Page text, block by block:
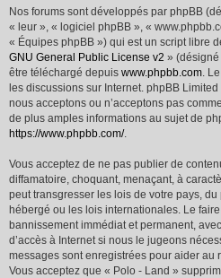
Nos forums sont développés par phpBB
« leur », « logiciel phpBB », «
« Équipes phpBB ») qui est un script libre
GNU General Public License v2 »
être téléchargé depuis www.phpbb.com.
les discussions sur Internet. phpBB
nous acceptons ou n’acceptons pas
de plus amples informations au sujet de
https://www.phpbb.com/.
Vous acceptez de ne pas publier de
diffamatoire, choquant, menaçant, à
peut transgresser les lois de votre pays,
hébergé ou les lois internationales. Le
bannissement immédiat et permanent,
d’accès à Internet si nous le jugeons
messages sont enregistrées pour aider au
Vous acceptez que « Polo - Land »